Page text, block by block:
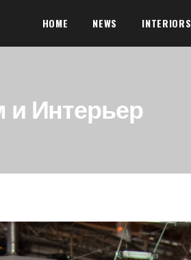
HOME NEWS INTERIORS
Интерьер